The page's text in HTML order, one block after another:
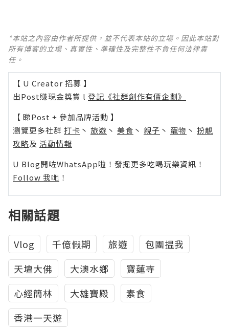
*本站之內容由作者所提供，並不代表本站的立場。因此本站對
所有博客的立場、真實性、準確性及完整性不負任何法律責
任。
【 U Creator 招募 】
出Post賺現金獎賞 l 登記《社群創作有價企劃》
【 睇Post + 參加品牌活動 】
瀏覽更多社群 打卡 丶 旅遊 丶 美食 丶 親子 丶 寵物 丶 扮靚
攻略及 活動情報
U Blog開咗WhatsApp啦！發掘更多吃喝玩樂資訊！
Follow 我哋 ！
相關話題
Vlog 千億假期 旅遊
包團揾我
天壇大佛
大澳水鄉
寶蓮寺
心經簡林
大雄寶殿
素食
香港一天遊